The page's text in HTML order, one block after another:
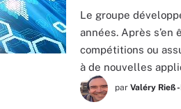
Le groupe
années. Après
compétitions ou
à de nouvelles
par Valéry